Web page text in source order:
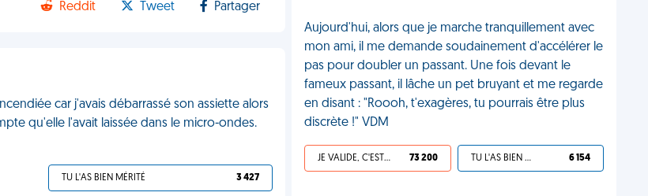
Reddit Tweet Partager
car j'avais débarrassé son assiette alors
qu'elle l'avait laissée dans le micro-ondes.
TU L'AS BIEN MÉRITÉ 3 427
Aujourd'hui, alors que je marche tranquillement avec
mon ami, il me demande soudainement d'accélérer le
pas pour doubler un passant. Une fois devant le
fameux passant, il lâche un pet bruyant et me regarde
en disant : "Roooh, t'exagères, tu pourrais être plus
discrète !" VDM
JE VALIDE, C'EST UNE VDM 73 200 TU L'AS BIEN MÉRITÉ 6 154